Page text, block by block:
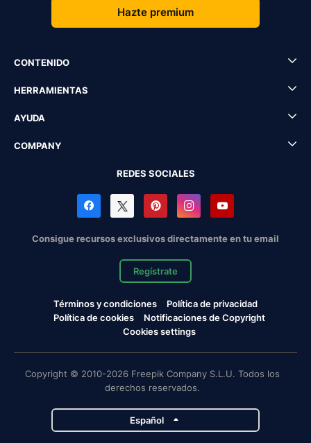
Hazte premium
CONTENIDO
HERRAMIENTAS
AYUDA
COMPANY
REDES SOCIALES
Consigue recursos exclusivos directamente en tu email
Regístrate
Términos y condiciones
Política de privacidad
Política de cookies
Notificaciones de Copyright
Cookies settings
Copyright © 2010-2026 Freepik Company S.L.U. Todos los
derechos reservados.
Español